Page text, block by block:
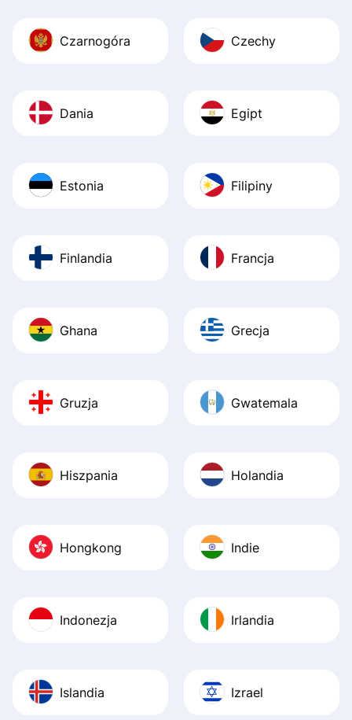
Czarnogóra Czechy
Dania Egipt
Estonia Filipiny
Finlandia Francja
Ghana Grecja
Gruzja Gwatemala
Hiszpania Holandia
Hongkong Indie
Indonezja Irlandia
Islandia Izrael